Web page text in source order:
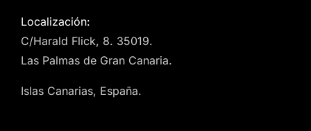
Localización:
C/Harald Flick, 8. 35019.
Las Palmas de Gran Canaria.
Islas Canarias, España.